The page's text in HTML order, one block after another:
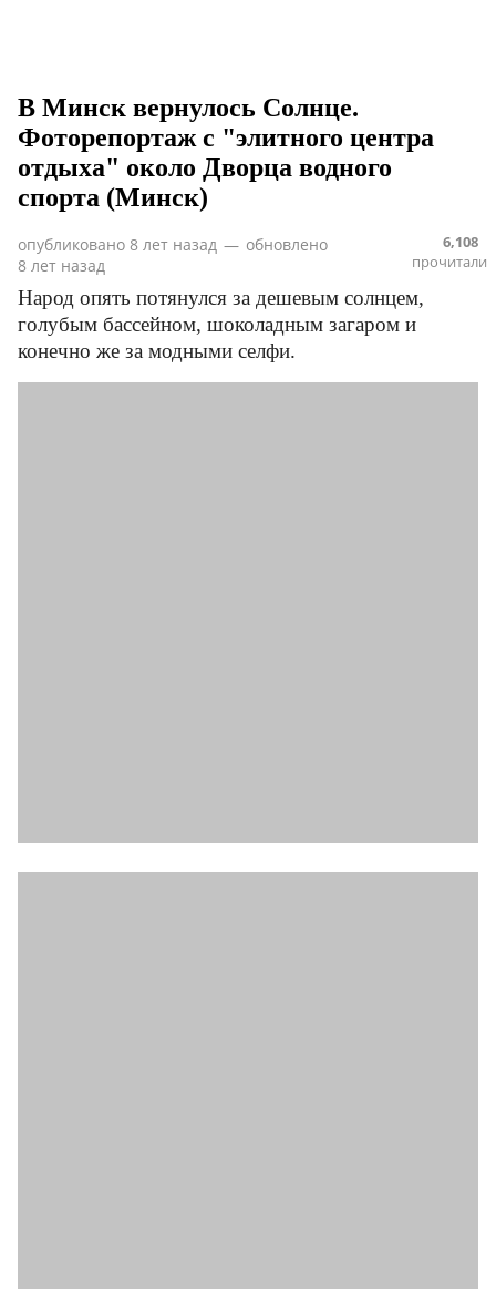
В Минск вернулось Солнце.
Фоторепортаж с "элитного центра
отдыха" около Дворца водного
спорта (Минск)
опубликовано 8 лет назад — обновлено
8 лет назад
6,108
прочитали
Народ опять потянулся за дешевым солнцем,
голубым бассейном, шоколадным загаром и
конечно же за модными селфи.